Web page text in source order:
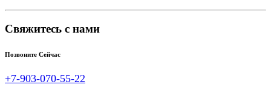
Свяжитесь с нами
Позвоните Сейчас
+7-903-070-55-22